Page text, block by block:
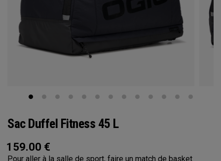
Sac Duffel Fitness 45 L
159.00 €
Pour aller à la salle de sport, faire un match de basket